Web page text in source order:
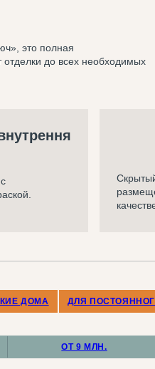
это полная
отделки до всех необходимых
ДОМА ДЛЯ
ОТ 9 МЛН.